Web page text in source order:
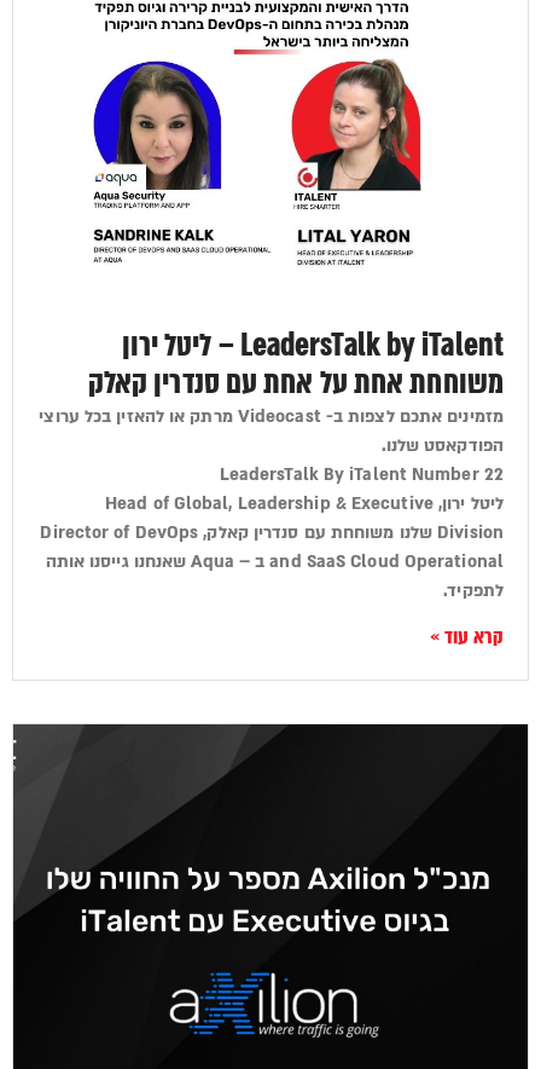
LeadersTalk by iTalent – ליטל ירון
משוחחת אחת על אחת עם סנדרין קאלק
מזמינים אתכם לצפות ב- Videocast מרתק או להאזין בכל ערוצי
הפודקאסט שלנו.
LeadersTalk By iTalent Number 22
ליטל ירון, Head of Global, Leadership & Executive
Division שלנו משוחחת עם סנדרין קאלק, Director of DevOps
and SaaS Cloud Operational ב – Aqua שאנחנו גייסנו אותה
לתפקיד.
קרא עוד »